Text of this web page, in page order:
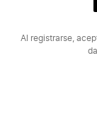
Al registrarse,